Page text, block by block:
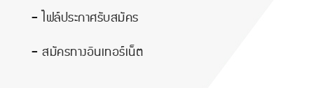
-ไฟล์ประกาศรับสมัคร
- สมัครทางอินเทอร์เน็ต